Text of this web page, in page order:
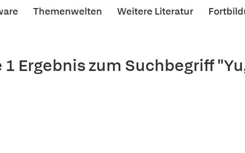
Themenwelten Weitere Literatur
1 Ergebnis zum Suchbegriff